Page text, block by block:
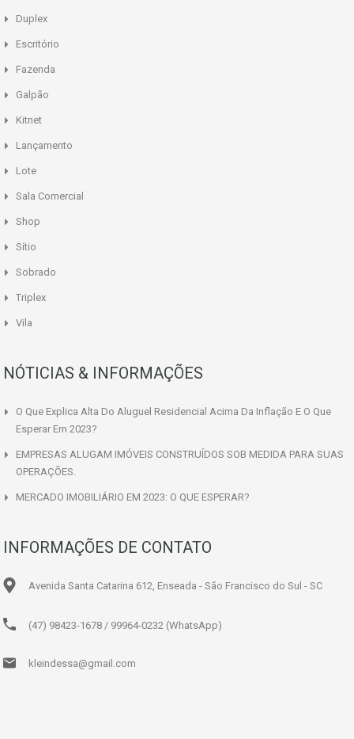
Duplex
Escritório
Fazenda
Galpão
Kitnet
Lançamento
Lote
Sala Comercial
Shop
Sítio
Sobrado
Triplex
Vila
NÓTICIAS & INFORMAÇÕES
O Que Explica Alta Do Aluguel Residencial Acima Da Inflação E O Que
Esperar Em 2023?
EMPRESAS ALUGAM IMÓVEIS CONSTRUÍDOS SOB MEDIDA PARA SUAS
OPERAÇÕES.
MERCADO IMOBILIÁRIO EM 2023: O QUE ESPERAR?
INFORMAÇÕES DE CONTATO
Avenida Santa Catarina 612, Enseada - São Francisco do Sul - SC
(47) 98423-1678 / 99964-0232 (WhatsApp)
kleindessa@gmail.com